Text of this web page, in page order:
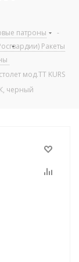
патроны
-
Ракеты
мод.ТТ KURS
черный